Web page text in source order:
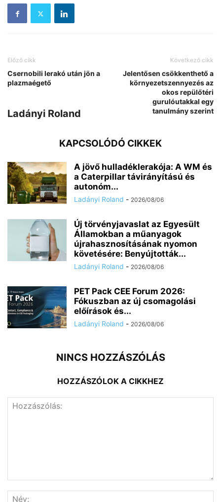
Előző cikk
Csernobili lerakó után jön a
plazmaégető
Következő cikk
Jelentősen csökkenthető a
környezetszennyezés az
okos repülőtéri
gurulóutakkal egy
tanulmány szerint
Ladányi Roland
KAPCSOLÓDÓ CIKKEK
A jövő hulladéklerakója: A WM és
a Caterpillar távirányítású és
autonóm...
Ladányi Roland - 2026/08/06
Új törvényjavaslat az Egyesült
Államokban a műanyagok
újrahasznosításának nyomon
követésére: Benyújtották...
Ladányi Roland - 2026/08/06
PET Pack CEE Forum 2026:
Fókuszban az új csomagolási
előírások és...
Ladányi Roland - 2026/08/06
NINCS HOZZÁSZÓLÁS
HOZZÁSZÓLOK A CIKKHEZ